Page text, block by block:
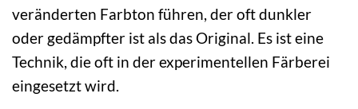
veränderten Farbton führen, der oft dunkler
oder gedämpfter ist als das Original. Es ist eine
Technik, die oft in der experimentellen Färberei
eingesetzt wird.